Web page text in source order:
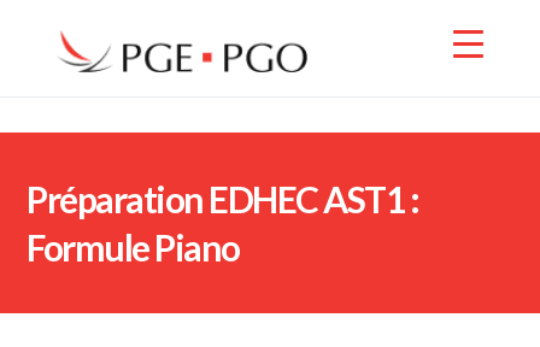
Préparation EDHEC AST1 :
Formule Piano